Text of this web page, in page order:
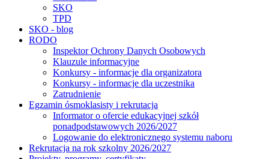
SKO
TPD
SKO - blog
RODO
Inspektor Ochrony Danych Osobowych
Klauzule informacyjne
Konkursy - informacje dla organizatora
Konkursy - informacje dla uczestnika
Zatrudnienie
Egzamin ósmoklasisty i rekrutacja
Informator o ofercie edukacyjnej szkół
ponadpodstawowych 2026/2027
Logowanie do elektronicznego systemu naboru
Rekrutacja na rok szkolny 2026/2027